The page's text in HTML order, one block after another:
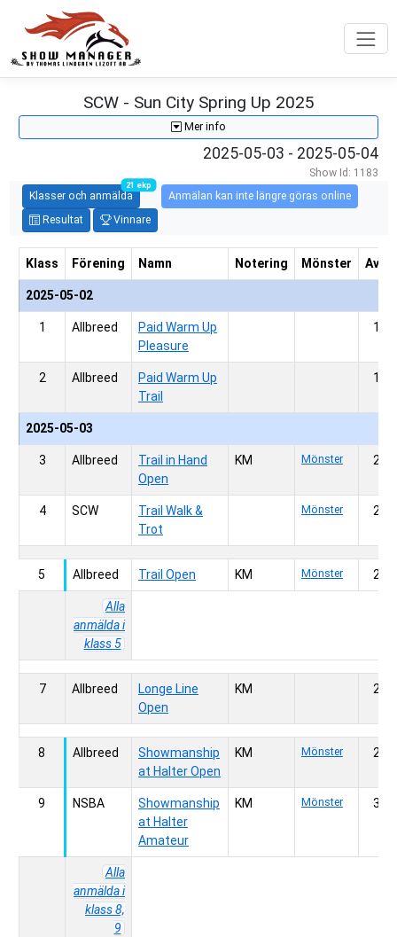
SCW - Sun City Spring Up 2025
Mer info
2025-05-03 - 2025-05-04
Show Id: 1183
Klasser och anmälda
21 ekp
Anmälan kan inte längre göras online
Resultat
Vinnare
Klass Förening Namn Notering Mönster
2025-05-02
1 Allbreed
Paid Warm Up
Pleasure
2 Allbreed
Paid Warm Up
Trail
2025-05-03
3 Allbreed
Trail in Hand
Open
KM Mönster
4 SCW
Trail Walk &
Trot
Mönster
5 Allbreed Trail Open KM Mönster
Alla
anmälda i
klass 5
7 Allbreed
Longe Line
Open
KM
8 Allbreed
Showmanship
at Halter Open
KM Mönster
9 NSBA
Showmanship
at Halter
Amateur
KM Mönster
Alla
anmälda i
klass 8,
9